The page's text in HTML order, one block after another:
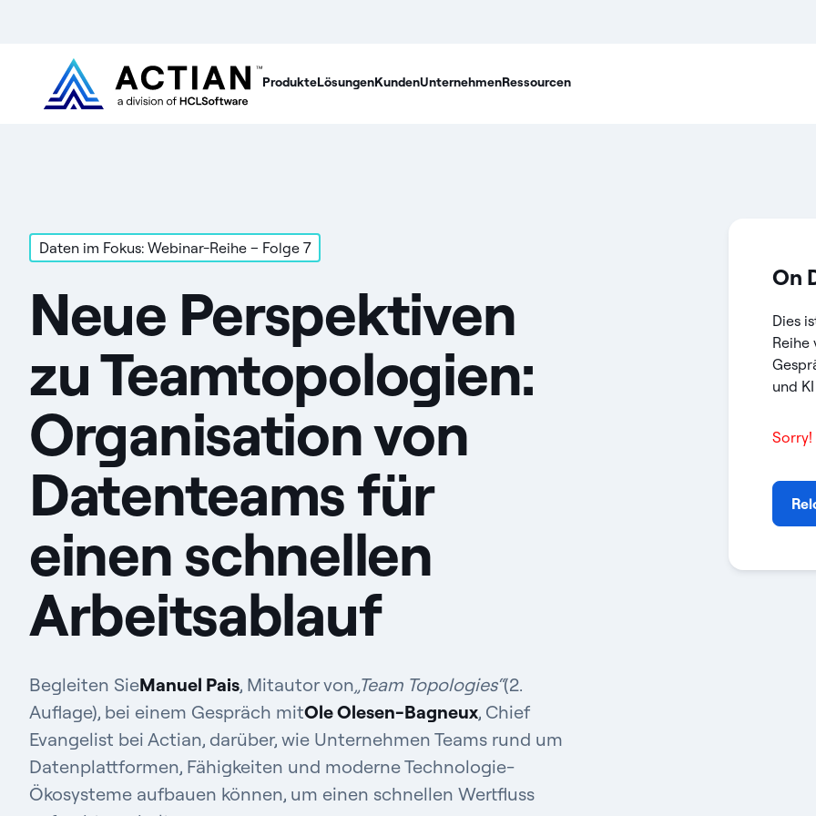
ProdukteLösungenKundenUnternehmenRessourcen
Daten im Fokus: Webinar-Reihe – Folge 7
Neue Perspektiven
zu Teamtopologien:
Organisation von
Datenteams für
einen schnellen
Arbeitsablauf
Begleiten SieManuel Pais, Mitautor von„Team Topologies“(2.
Auflage), bei einem Gespräch mitOle Olesen-Bagneux, Chief
Evangelist bei Actian, darüber, wie Unternehmen Teams rund um
Datenplattformen, Fähigkeiten und moderne Technologie-
Ökosysteme aufbauen können, um einen schnellen Wertfluss
On
Dies
Reihe
und